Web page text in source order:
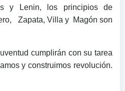
y Lenin, los principios de
Zapata, Villa y Magón son
cumplirán con su tarea
y construimos revolución.